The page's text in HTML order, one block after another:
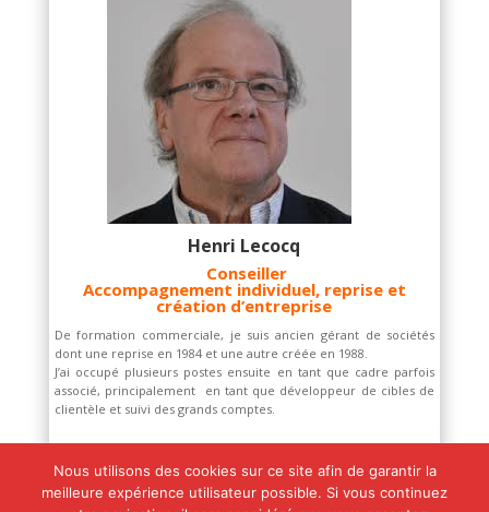
Henri Lecocq
Conseiller
Accompagnement individuel, reprise et
création d’entreprise
De formation commerciale, je suis ancien gérant de sociétés
dont une reprise en 1984 et une autre créée en 1988.
J’ai occupé plusieurs postes ensuite en tant que cadre parfois
associé, principalement en tant que développeur de cibles de
clientèle et suivi des grands comptes.
Nous utilisons des cookies sur ce site afin de garantir la
meilleure expérience utilisateur possible. Si vous continuez